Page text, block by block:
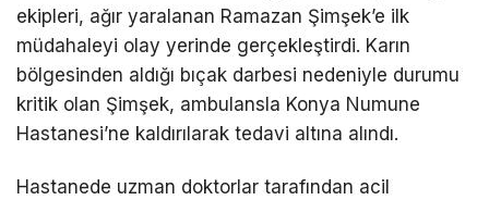
ekipleri, ağır yaralanan Ramazan Şimşek’e ilk
müdahaleyi olay yerinde gerçekleştirdi. Karın
bölgesinden aldığı bıçak darbesi nedeniyle durumu
kritik olan Şimşek, ambulansla Konya Numune
Hastanesi’ne kaldırılarak tedavi altına alındı.
Hastanede uzman doktorlar tarafından acil